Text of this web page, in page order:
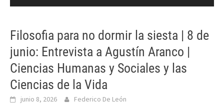
Filosofia para no dormir la siesta | 8 de
junio: Entrevista a Agustín Aranco |
Ciencias Humanas y Sociales y las
Ciencias de la Vida
junio 8, 2026 Federico De León